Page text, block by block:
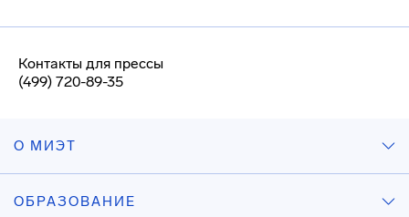
Контакты для прессы
(499) 720-89-35
О МИЭТ
ОБРАЗОВАНИЕ